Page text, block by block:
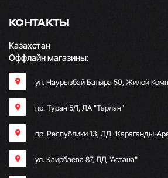
КОНТАКТЫ
Казахстан
Оффлайн магазины:
ул. Наурызбай Батыра 50, Жилой
пр. Туран 5/1, ЛА "Тарлан"
пр. Республики 13, ​ЛД "Караганды-
ул. Каирбаева 87, ЛД "Астана"